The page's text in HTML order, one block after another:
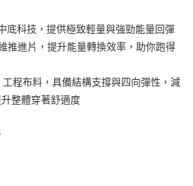
含以上)免運費
科技，提供極致輕量與強勁能量回彈
推進片，提升能量轉換效率，助你跑得
工程布料，具備結構支撐與四向彈性，減
整體穿著舒適度